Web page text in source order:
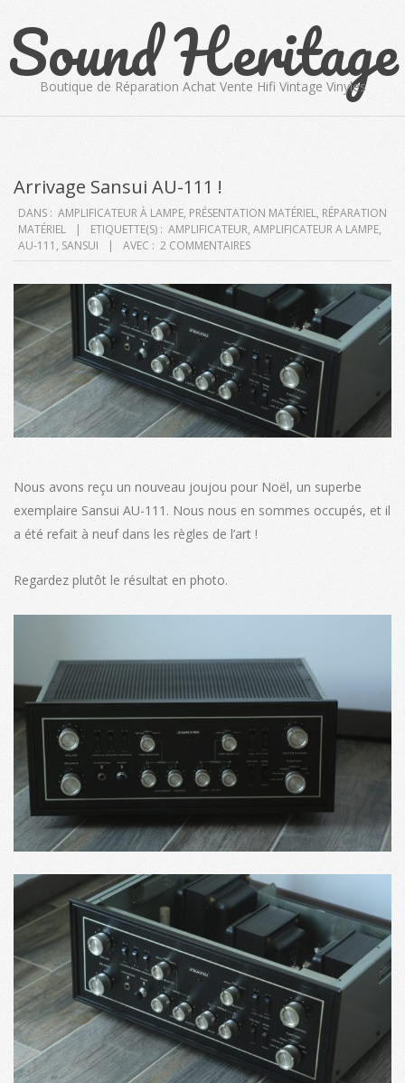
content
Sound Heritage
Boutique de Réparation Achat Vente Hifi Vintage Vinyles
Arrivage Sansui AU-111 !
DANS : AMPLIFICATEUR À LAMPE, PRÉSENTATION MATÉRIEL, RÉPARATION
MATÉRIEL
ETIQUETTE(S) : AMPLIFICATEUR, AMPLIFICATEUR A LAMPE,
AU-111 , SANSUI AVEC : 2 COMMENTAIRES
Nous avons reçu un nouveau joujou pour Noël, un superbe
exemplaire Sansui AU-111. Nous nous en sommes occupés, et il
a été refait à neuf dans les règles de l’art !
Regardez plutôt le résultat en photo.